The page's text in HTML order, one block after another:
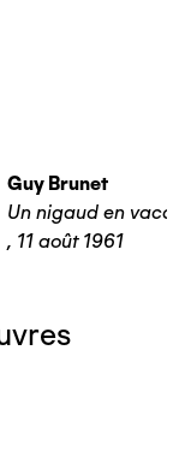
Guy Brunet
Un nigaud en
, 11 août 1961